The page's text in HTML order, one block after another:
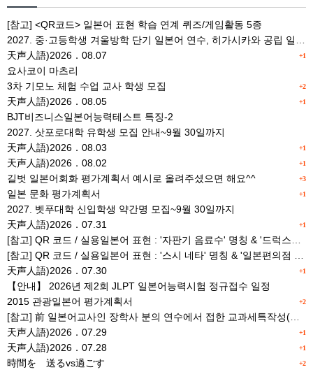
[참고] <QR코드> 일본어 표현 학습 연계 퀴즈/게임활동 5종
+1
天声人語)2026．08.07
요사코이 마츠리
+2
3차 기모노 체험 수업 교사 학생 모집
+1
天声人語)2026．08.05
BJT비즈니스일본어능력테스트 특징-2
2027. 삿포로대학 유학생 모집 안내~9월 30일까지
+1
天声人語)2026．08.03
+1
天声人語)2026．08.02
+3
길벗 일본어회화 평가계획서 예시로 올려주셨으면 해요^^
+1
일본 문화 평가계획서
2027. 벳푸대학 신입학생 약간명 모집~9월 30일까지
+1
天声人語)2026．07.31
+1
天声人語)2026．07.30
【안내】 2026년 제2회 JLPT 일본어능력시험 정규접수 일정
+2
2015 관광일본어 평가계획서
+1
天声人語)2026．07.29
+1
天声人語)2026．07.28
+2
時間を 送るvs過ごす